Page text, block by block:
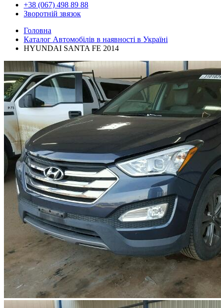
+38 (067) 498 89 88
Зворотній звязок
Головна
Каталог Автомобілів в наявності в Україні
HYUNDAI SANTA FE 2014